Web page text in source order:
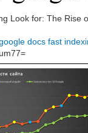
Look for: The Rise
docs fast